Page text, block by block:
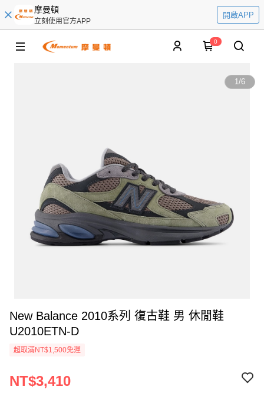
摩曼頓
立刻使用官方APP
開啟APP
0
1/6
New Balance 2010系列 復古鞋 男 休閒鞋
U2010ETN-D
超取滿NT$1,500免運
NT$3,410